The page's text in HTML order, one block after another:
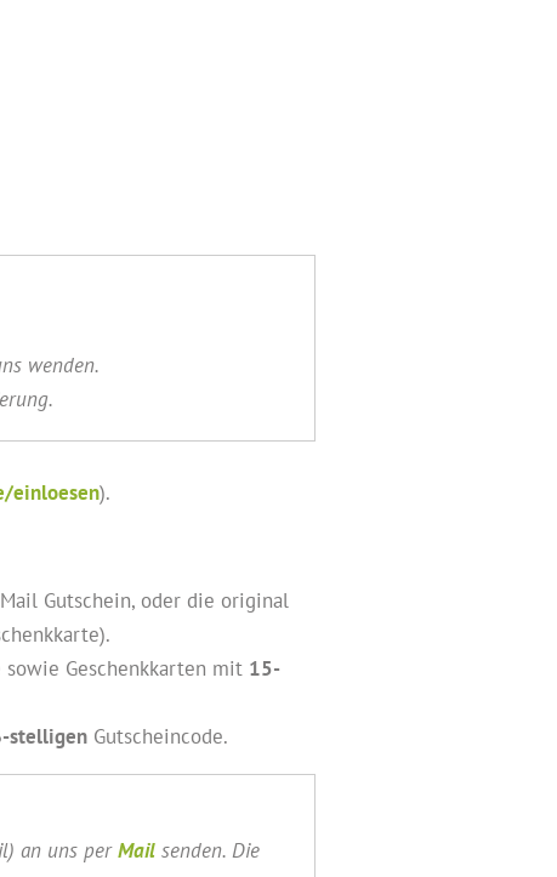
wenden.
einloesen).
Gutschein, oder die original
sowie Geschenkkarten mit 15-
stelligenGutscheincode.
an uns perMailsenden. Die